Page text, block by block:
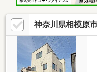
神奈川県相模原